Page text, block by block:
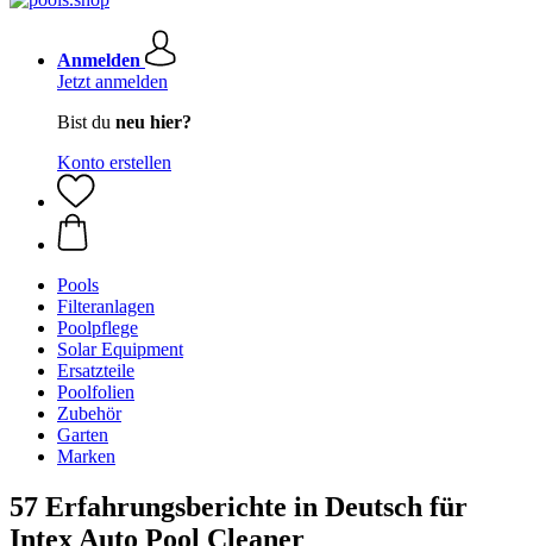
Anmelden
Jetzt anmelden
Bist du neu hier?
Konto erstellen
Pools
Filteranlagen
Poolpflege
Solar Equipment
Ersatzteile
Poolfolien
Zubehör
Garten
Marken
57 Erfahrungsberichte in Deutsch für
Intex Auto Pool Cleaner